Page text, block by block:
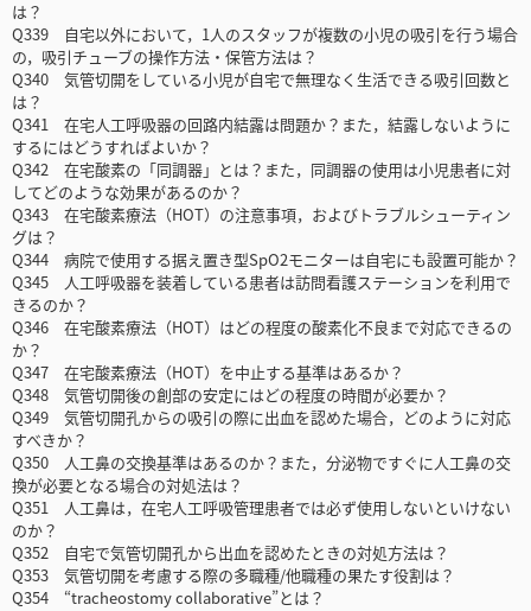
は？
Q339 自宅以外において，1人のスタッフが複数の小児の吸引を行う場合
の，吸引チューブの操作方法・保管方法は？
Q340 気管切開をしている小児が自宅で無理なく生活できる吸引回数と
は？
Q341 在宅人工呼吸器の回路内結露は問題か？また，結露しないように
するにはどうすればよいか？
Q342 在宅酸素の「同調器」とは？また，同調器の使用は小児患者に対
してどのような効果があるのか？
Q343 在宅酸素療法（HOT）の注意事項，およびトラブルシューティン
グは？
Q344 病院で使用する据え置き型SpO2モニターは自宅にも設置可能か？
Q345 人工呼吸器を装着している患者は訪問看護ステーションを利用で
きるのか？
Q346 在宅酸素療法（HOT）はどの程度の酸素化不良まで対応できるの
か？
Q347 在宅酸素療法（HOT）を中止する基準はあるか？
Q348 気管切開後の創部の安定にはどの程度の時間が必要か？
Q349 気管切開孔からの吸引の際に出血を認めた場合，どのように対応
すべきか？
Q350 人工鼻の交換基準はあるのか？また，分泌物ですぐに人工鼻の交
換が必要となる場合の対処法は？
Q351 人工鼻は，在宅人工呼吸管理患者では必ず使用しないといけない
のか？
Q352 自宅で気管切開孔から出血を認めたときの対処方法は？
Q353 気管切開を考慮する際の多職種/他職種の果たす役割は？
Q354 “tracheostomy collaborative”とは？